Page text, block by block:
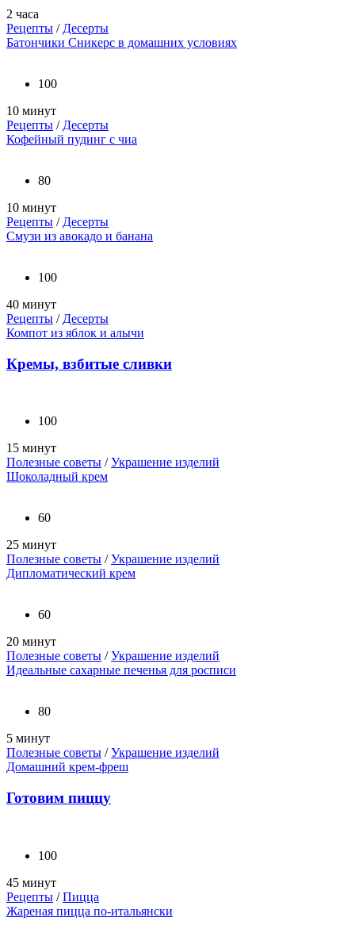
2 часа
Рецепты / Десерты
Батончики Сникерс в домашних условиях
100
10 минут
Рецепты / Десерты
Кофейный пудинг с чиа
80
10 минут
Рецепты / Десерты
Смузи из авокадо и банана
100
40 минут
Рецепты / Десерты
Компот из яблок и алычи
Кремы, взбитые сливки
100
15 минут
Полезные советы /Украшение изделий
Шоколадный крем
60
25 минут
Полезные советы /Украшение изделий
Дипломатический крем
60
20 минут
Полезные советы /Украшение изделий
Идеальные сахарные печенья для росписи
80
5 минут
Полезные советы /Украшение изделий
Домашний крем-фреш
Готовим пиццу
100
45 минут
Рецепты /Пицца
Жареная пицца по-итальянски